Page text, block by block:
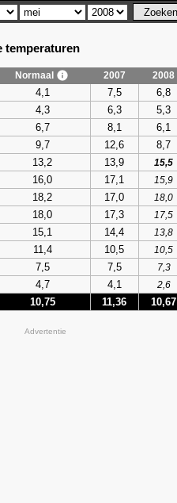
temperaturen
Normaal 2007
2008
4,1 7,5 6,8
4,3 6,3 5,3
6,7 8,1 6,1
9,7 12,6 8,7
13,2 13,9
15,5
16,0 17,1
15,9
18,2 17,0
18,0
18,0 17,3
17,5
15,1 14,4
13,8
11,4 10,5
10,5
7,5 7,5
7,3
4,7 4,1 2,6
10,75 11,36 10,67
Advertentie